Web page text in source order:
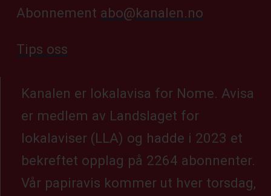
Abonnement abo@kanalen.no
Tips oss
Kanalen er lokalavisa for Nome. Avisa
er medlem av Landslaget for
lokalaviser (LLA) og hadde i 2023 et
bekreftet opplag på 2264 abonnenter.
Vår papiravis kommer ut hver torsdag,